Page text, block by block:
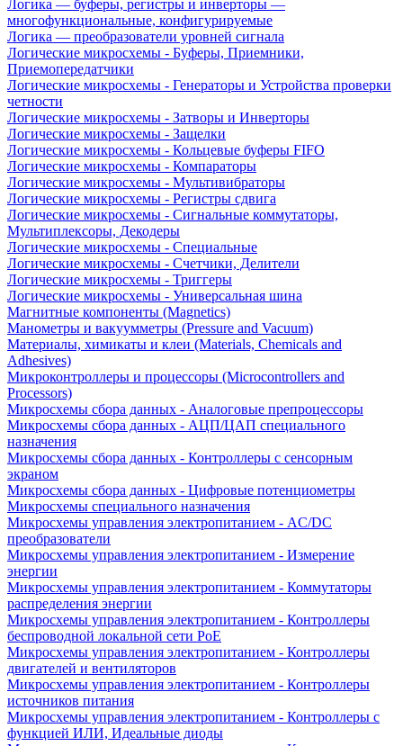
Логика — буферы, регистры и инверторы —
многофункциональные, конфигурируемые
Логика — преобразователи уровней сигнала
Логические микросхемы - Буферы, Приемники,
Приемопередатчики
Логические микросхемы - Генераторы и Устройства проверки
четности
Логические микросхемы - Затворы и Инверторы
Логические микросхемы - Защелки
Логические микросхемы - Кольцевые буферы FIFO
Логические микросхемы - Компараторы
Логические микросхемы - Мультивибраторы
Логические микросхемы - Регистры сдвига
Логические микросхемы - Сигнальные коммутаторы,
Мультиплексоры, Декодеры
Логические микросхемы - Специальные
Логические микросхемы - Счетчики, Делители
Логические микросхемы - Триггеры
Логические микросхемы - Универсальная шина
Магнитные компоненты (Magnetics)
Манометры и вакуумметры (Pressure and Vacuum)
Материалы, химикаты и клеи (Materials, Chemicals and
Adhesives)
Микроконтроллеры и процессоры (Microcontrollers and
Processors)
Микросхемы сбора данных - Аналоговые препроцессоры
Микросхемы сбора данных - АЦП/ЦАП специального
назначения
Микросхемы сбора данных - Контроллеры с сенсорным
экраном
Микросхемы сбора данных - Цифровые потенциометры
Микросхемы специального назначения
Микросхемы управления электропитанием - AC/DC
преобразователи
Микросхемы управления электропитанием - Измерение
энергии
Микросхемы управления электропитанием - Коммутаторы
распределения энергии
Микросхемы управления электропитанием - Контроллеры
беспроводной локальной сети PoE
Микросхемы управления электропитанием - Контроллеры
двигателей и вентиляторов
Микросхемы управления электропитанием - Контроллеры
источников питания
Микросхемы управления электропитанием - Контроллеры с
функцией ИЛИ, Идеальные диоды